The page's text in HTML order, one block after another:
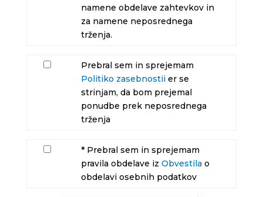
namene obdelave zahtevkov in
za namene neposrednega
trženja.
Prebral sem in sprejemam
Politiko zasebnostiier se
strinjam, da bom prejemal
ponudbe prek neposrednega
trženja
* Prebral sem in sprejemam
pravila obdelave iz Obvestila o
obdelavi osebnih podatkov